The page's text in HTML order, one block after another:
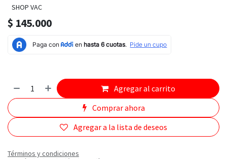
SHOP VAC
$ 145.000
Agregar al carrito
Comprar ahora
Agregar a la lista de deseos
Términos y condiciones